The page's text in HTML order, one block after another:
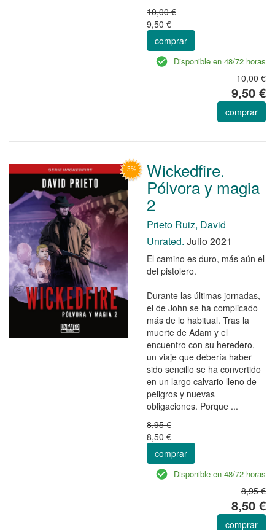
10,00 €
9,50 €
comprar
Disponible en 48/72 horas
10,00 €
9,50 €
comprar
Wickedfire.
Pólvora y magia
2
Prieto Ruiz, David
Unrated. Julio 2021
El camino es duro, más aún el
del pistolero.
Durante las últimas jornadas,
el de John se ha complicado
más de lo habitual. Tras la
muerte de Adam y el
encuentro con su heredero,
un viaje que debería haber
sido sencillo se ha convertido
en un largo calvario lleno de
peligros y nuevas
obligaciones. Porque ...
8,95 €
8,50 €
comprar
Disponible en 48/72 horas
8,95 €
8,50 €
comprar